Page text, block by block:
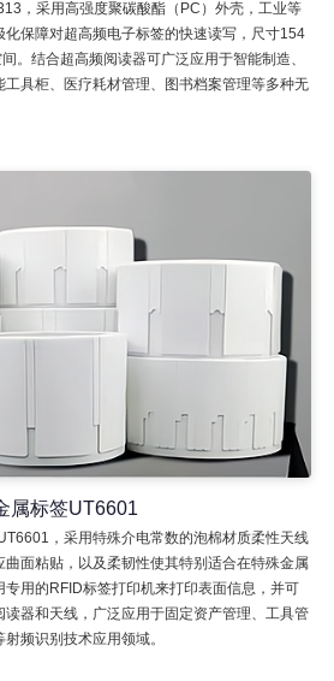
，采用高强度聚碳酸酯（PC）外壳，工业等
保障对超高频电子标签的快速读写，尺寸154
。结合超高频阅读器可广泛应用于智能制造、
具柜、医疗耗材管理、图书档案管理等多种无
属标签UT6601
，采用特殊介电常数的泡棉材质柔性天线
面粘贴，以及柔韧性使其特别适合在特殊金属
用的RFID标签打印机来打印表面信息，并可
器和天线，广泛应用于固定资产管理、工具管
频识别技术应用领域。